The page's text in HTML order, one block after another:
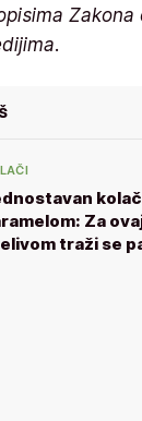
Zakona
Za
traži se